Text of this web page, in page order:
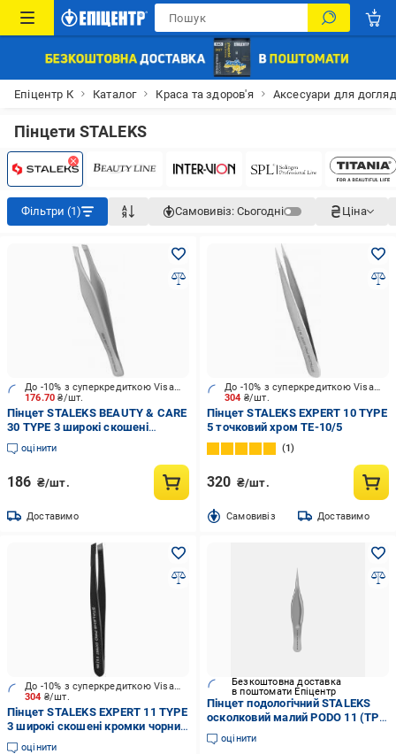
Епіцентр К Каталог Краса та здоров'я Аксесуари для
Пінцети STALEKS
Фільтри (1) Самовивіз: Сьогодні Ціна
176.70₴/шт.
До -10% з суперкредиткою Visa Вигода
Пінцет STALEKS BEAUTY & CARE
30 TYPE 3 широкі скошені
кромки хром TBC-30/3
оцінити
186 ₴/шт.
Доставимо
304 ₴/шт.
До -10% з суперкредиткою Visa Вигода
Пінцет STALEKS EXPERT 10 TYPE
5 точковий хром TE-10/5
1
320 ₴/шт.
Cамовивіз Доставимо
304 ₴/шт.
До -10% з суперкредиткою Visa Вигода
Пінцет STALEKS EXPERT 11 TYPE
3 широкі скошені кромки чорний
TE-11/3b
оцінити
Безкоштовна доставка
в поштомати Епіцентр
Пінцет подологічний STALEKS
осколковий малий PODO 11 (TP-
11)
оцінити